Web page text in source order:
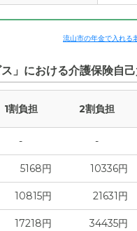
流山市の年金で入れる
ス」における介護保険自
1割負担 2割負担
- -
5168円 10336円
10815円 21631円
17218円 34435円